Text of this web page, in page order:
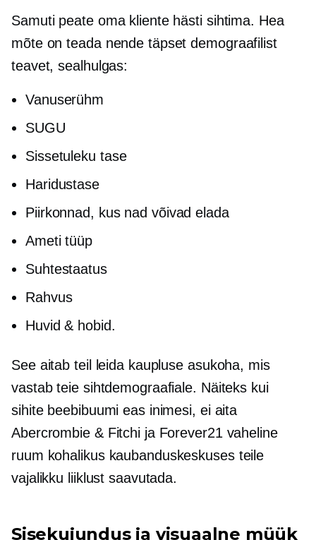
Samuti peate oma kliente hästi sihtima. Hea
mõte on teada nende täpset demograafilist
teavet, sealhulgas:
Vanuserühm
SUGU
Sissetuleku tase
Haridustase
Piirkonnad, kus nad võivad elada
Ameti tüüp
Suhtestaatus
Rahvus
Huvid & hobid.
See aitab teil leida kaupluse asukoha, mis
vastab teie sihtdemograafiale. Näiteks kui
sihite beebibuumi eas inimesi, ei aita
Abercrombie & Fitchi ja Forever21 vaheline
ruum kohalikus kaubanduskeskuses teile
vajalikku liiklust saavutada.
Sisekujundus ja visuaalne müük